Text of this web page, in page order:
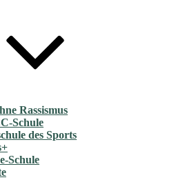
Rassismus
Schule
des Sports
Schule